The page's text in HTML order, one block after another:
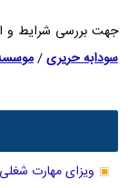
جهت بررسی شرایط و
سودابه حریری/
ویزای مهارت شغلی